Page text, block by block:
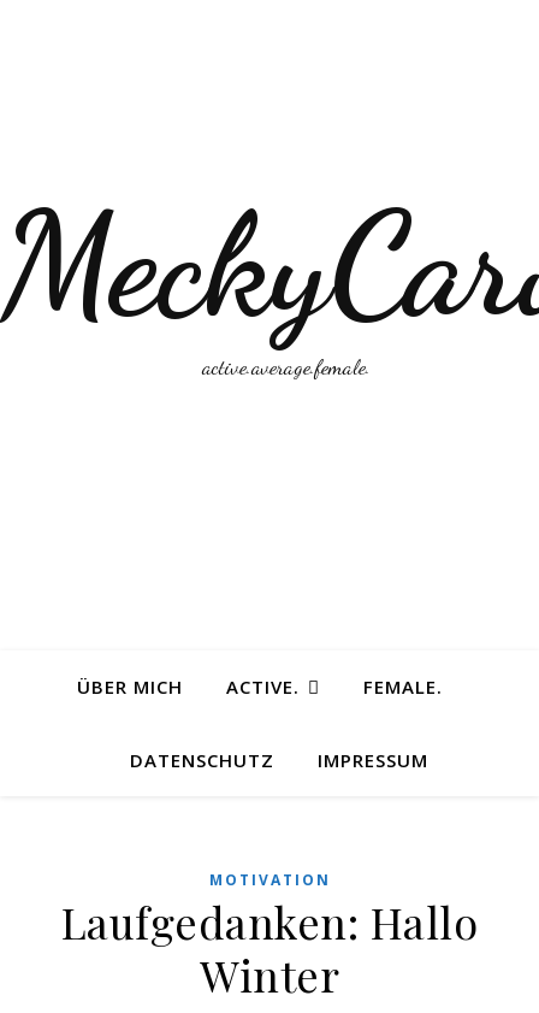
active.average.female.
ÜBER MICH ACTIVE. FEMALE.
DATENSCHUTZ IMPRESSUM
MOTIVATION
Laufgedanken: Hallo
Winter